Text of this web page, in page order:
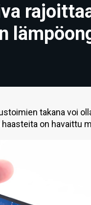
takana voi
on havaittu